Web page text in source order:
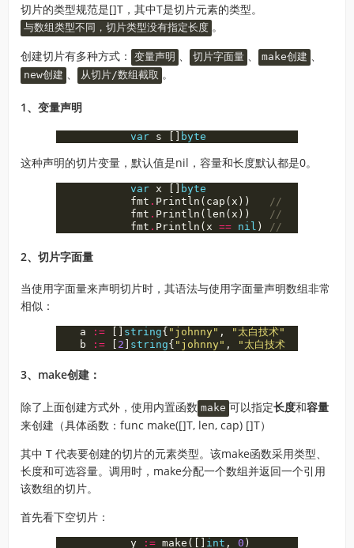
切片的类型规范是[]T，其中T是切片元素的类型。
与数组类型不同，切片类型没有指定长度 。
创建切片有多种方式：
变量声明 、 切片字面量 、 make创建 、
new创建 、 从切片/数组截取 。
1、变量声明
var s byte
这种声明的切片变量，默认值是nil，容量和长度默认都是0。
var x
byte
fmt . Println ( cap ( x ))
// 0
fmt . Println ( len ( x ))
// 0
fmt . Println ( x == nil ) // true
2、切片字面量
当使用字面量来声明切片时，其语法与使用字面量声明数组非常
相似：
a := string{ "johnny" , "太白技术"
b
:= 2 string{ "johnny" , "太白技术"
3、make创建：
除了上面创建方式外，使用内置函数 make 可以指定长度和容量
来创建（具体函数：func make([]T, len, cap) []T）
其中 T 代表要创建的切片的元素类型。该make函数采用类型、
长度和可选容量。调用时，make分配一个数组并返回一个引用
该数组的切片。
首先看下空切片：
y := make ([] int , 0 )